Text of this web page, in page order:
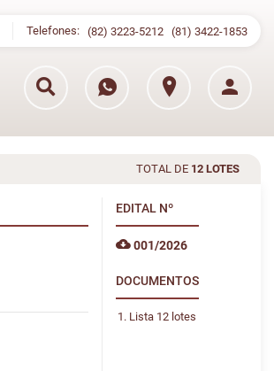
Telefones: (82) 3223-5212 (81) 3422-1853
TOTAL DE 12 LOTES
EDITAL Nº
001/2026
DOCUMENTOS
Lista 12 lotes